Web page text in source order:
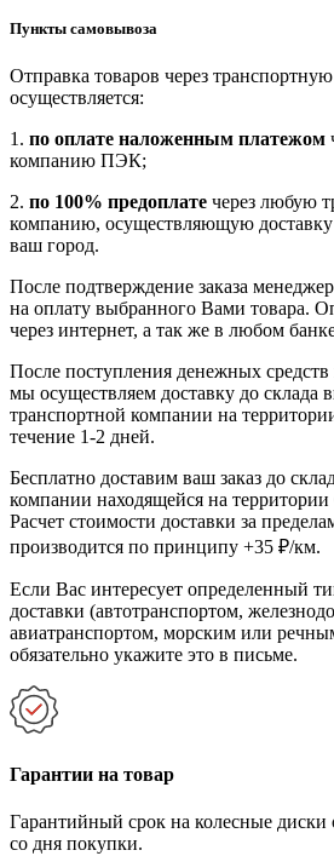
Пункты самовывоза
Отправка товаров через
осуществляется:
1. по оплате наложенным платежом
компанию ПЭК;
2. по 100% предоплате через любую
компанию, осуществляющую доставку
ваш город.
После подтверждение заказа
на оплату выбранного Вами товара.
через интернет, а так же в любом
После поступления денежных
мы осуществляем доставку до склада
транспортной компании на
течение 1-2 дней.
Бесплатно доставим ваш заказ до
компании находящейся на территории
Расчет стоимости доставки за
производится по принципу +35 ₽/км.
Если Вас интересует определенный
доставки (автотранспортом,
авиатранспортом, морским или
обязательно укажите это в письме.
Гарантии на товар
Гарантийный срок на колесные диски
со дня покупки.